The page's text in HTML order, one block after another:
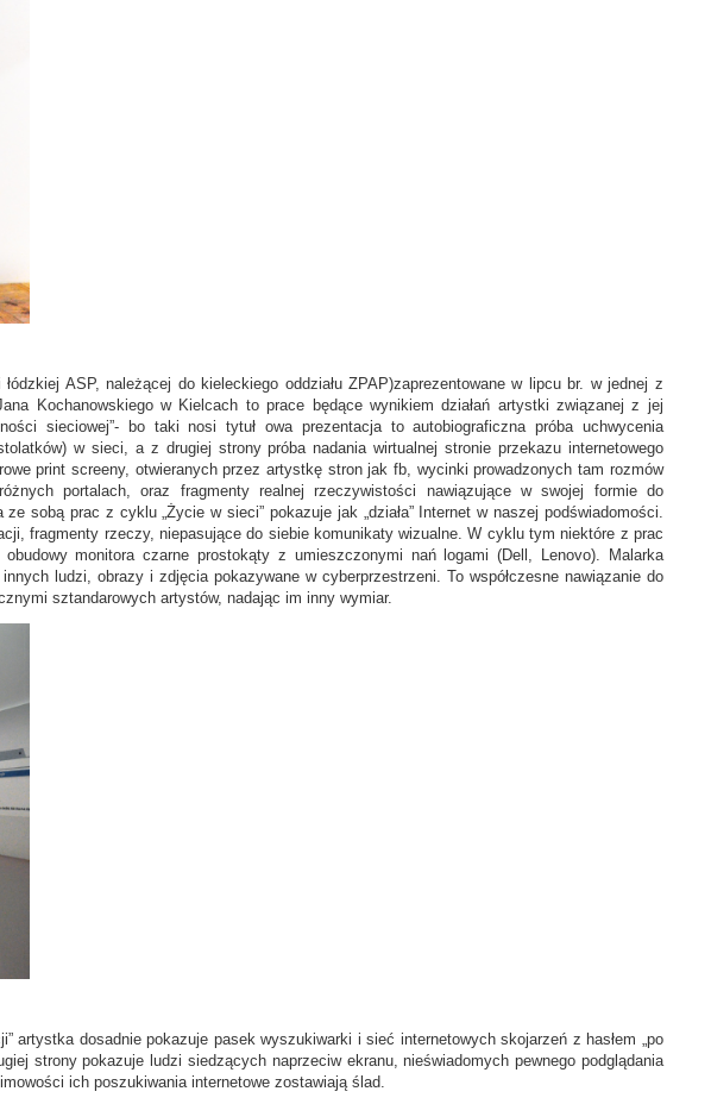
ASP, należącej do kieleckiego oddziału ZPAP)zaprezentowane w lipcu br. w jednej z
Kochanowskiego w Kielcach to prace będące wynikiem działań artystki związanej z jej
sieciowej”- bo taki nosi tytuł owa prezentacja to autobiograficzna próba uchwycenia
w sieci, a z drugiej strony próba nadania wirtualnej stronie przekazu internetowego
print screeny, otwieranych przez artystkę stron jak fb, wycinki prowadzonych tam rozmów
portalach, oraz fragmenty realnej rzeczywistości nawiązujące w swojej formie do
sobą prac z cyklu „Życie w sieci” pokazuje jak „działa” Internet w naszej podświadomości.
fragmenty rzeczy, niepasujące do siebie komunikaty wizualne. W cyklu tym niektóre z prac
monitora czarne prostokąty z umieszczonymi nań logami (Dell, Lenovo). Malarka
ludzi, obrazy i zdjęcia pokazywane w cyberprzestrzeni. To współczesne nawiązanie do
sztandarowych artystów, nadając im inny wymiar.
artystka dosadnie pokazuje pasek wyszukiwarki i sieć internetowych skojarzeń z hasłem „po
strony pokazuje ludzi siedzących naprzeciw ekranu, nieświadomych pewnego podglądania
ich poszukiwania internetowe zostawiają ślad.